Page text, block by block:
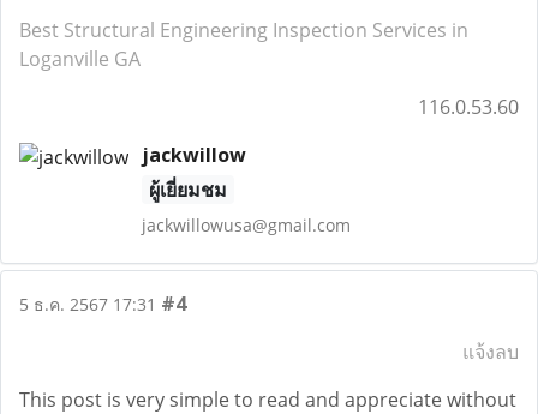
Best Structural Engineering Inspection Services in
Loganville GA
116.0.53.60
jackwillow
ผู้เยี่ยมชม
jackwillowusa@gmail.com
5 ธ.ค. 2567 17:31 #4
แจ้งลบ
This post is very simple to read and appreciate without